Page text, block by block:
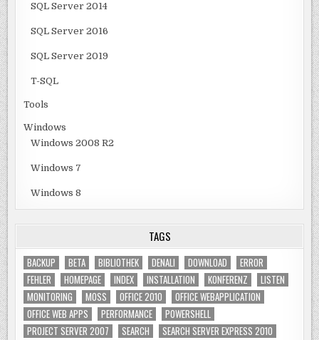
SQL Server 2014
SQL Server 2016
SQL Server 2019
T-SQL
Tools
Windows
Windows 2008 R2
Windows 7
Windows 8
TAGS
BACKUP BETA BIBLIOTHEK DENALI DOWNLOAD
ERROR
FEHLER
HOMEPAGE INDEX INSTALLATION KONFERENZ
LISTEN
MONITORING
MOSS OFFICE 2010
OFFICE WEBAPPLICATION
OFFICE WEB APPS
PERFORMANCE
POWERSHELL
PROJECT SERVER 2007
SEARCH
SEARCH SERVER EXPRESS 2010